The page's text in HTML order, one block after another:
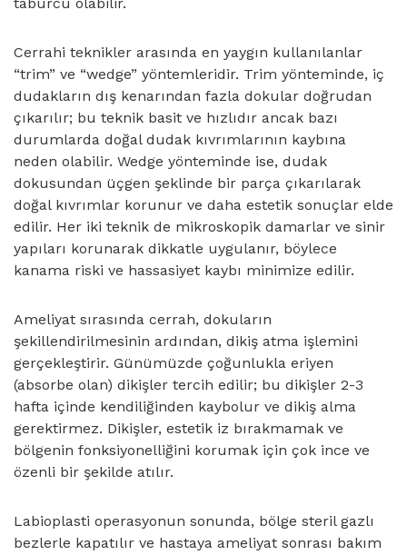
Cerrahi teknikler arasında en yaygın kullanılanlar
“trim” ve “wedge” yöntemleridir. Trim yönteminde, iç
dudakların dış kenarından fazla dokular doğrudan
çıkarılır; bu teknik basit ve hızlıdır ancak bazı
durumlarda doğal dudak kıvrımlarının kaybına
neden olabilir. Wedge yönteminde ise, dudak
dokusundan üçgen şeklinde bir parça çıkarılarak
doğal kıvrımlar korunur ve daha estetik sonuçlar elde
edilir. Her iki teknik de mikroskopik damarlar ve sinir
yapıları korunarak dikkatle uygulanır, böylece
kanama riski ve hassasiyet kaybı minimize edilir.
Ameliyat sırasında cerrah, dokuların
şekillendirilmesinin ardından, dikiş atma işlemini
gerçekleştirir. Günümüzde çoğunlukla eriyen
(absorbe olan) dikişler tercih edilir; bu dikişler 2-3
hafta içinde kendiliğinden kaybolur ve dikiş alma
gerektirmez. Dikişler, estetik iz bırakmamak ve
bölgenin fonksiyonelliğini korumak için çok ince ve
özenli bir şekilde atılır.
Labioplasti operasyonun sonunda, bölge steril gazlı
bezlerle kapatılır ve hastaya ameliyat sonrası bakım